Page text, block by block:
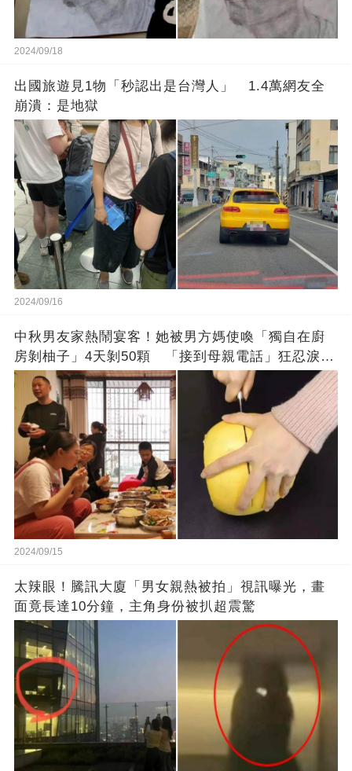
2024/09/18
出國旅遊見1物「秒認出是台灣人」 1.4萬網友全
崩潰：是地獄
2024/09/16
中秋男友家熱鬧宴客！她被男方媽使喚「獨自在廚
房剝柚子」4天剝50顆 「接到母親電話」狂忍淚：
不敢說在當奴隸
2024/09/15
太辣眼！騰訊大廈「男女親熱被拍」視訊曝光，畫
面竟長達10分鐘，主角身份被扒超震驚